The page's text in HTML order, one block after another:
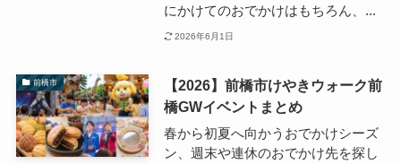
にかけてのおでかけはもちろん、...
2026年6月1日
前橋市
【2026】前橋市けやきウォーク前
橋GWイベントまとめ
春から初夏へ向かうおでかけシーズ
ン、週末や連休のおでかけ先を探し